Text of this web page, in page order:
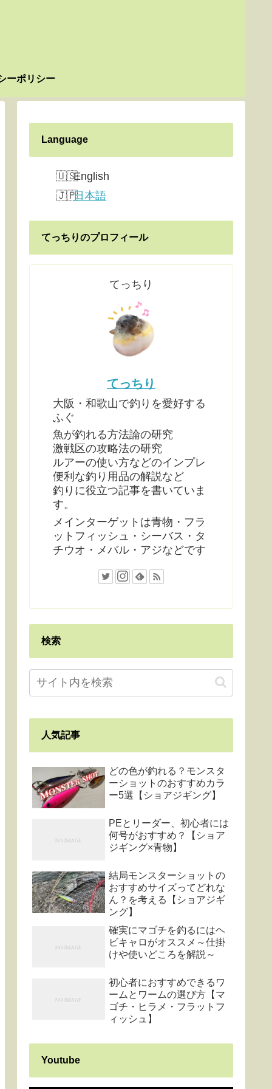
ーポリシー
Language
English
日本語
てっちりのプロフィール
てっちり
てっちり
大阪・和歌山で釣りを愛好する
ふぐ
魚が釣れる方法論の研究
激戦区の攻略法の研究
ルアーの使い方などのインプレ
便利な釣り用品の解説など
釣りに役立つ記事を書いていま
す。
メインターゲットは青物・フラ
ットフィッシュ・シーバス・タ
チウオ・メバル・アジなどです
検索
人気記事
どの色が釣れる？モンスタ
ーショットのおすすめカラ
ー5選【ショアジギング】
PEとリーダー、初心者には
何号がおすすめ？【ショア
ジギング×青物】
結局モンスターショットの
おすすめサイズってどれな
ん？を考える【ショアジギ
ング】
確実にマゴチを釣るにはヘ
ビキャロがオススメ～仕掛
けや使いどころを解説～
初心者におすすめできるワ
ームとワームの選び方【マ
ゴチ・ヒラメ・フラットフ
ィッシュ】
Youtube